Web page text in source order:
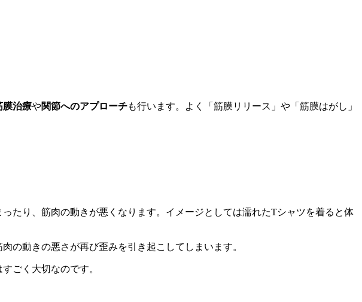
膜治療や関節へのアプローチも行います。よく「筋膜リリース」や「筋膜はがし」
たり、筋肉の動きが悪くなります。イメージとしては濡れたTシャツを着ると体
の動きの悪さが再び歪みを引き起こしてしまいます。
ごく大切なのです。